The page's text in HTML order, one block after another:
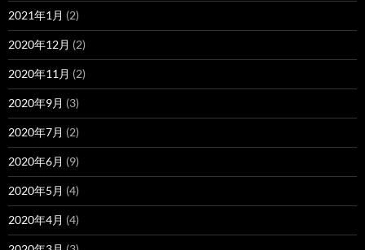
2021年1月 (2)
2020年12月 (2)
2020年11月 (2)
2020年9月 (3)
2020年7月 (2)
2020年6月 (9)
2020年5月 (4)
2020年4月 (4)